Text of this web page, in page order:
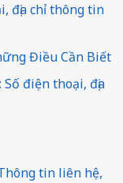
địa chỉ thông tin
Điều Cần Biết
Số điện thoại, địa
tin liên hệ,